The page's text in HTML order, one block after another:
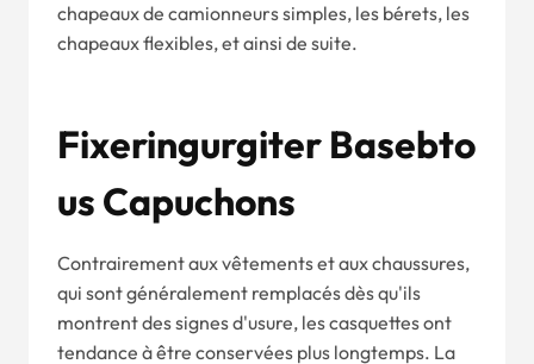
chapeaux de camionneurs simples, les bérets, les
chapeaux flexibles, et ainsi de suite.
FixerIngurgiter BasebTo
Us CapuchonS
Contrairement aux vêtements et aux chaussures,
qui sont généralement remplacés dès qu'ils
montrent des signes d'usure, les casquettes ont
tendance à être conservées plus longtemps. La